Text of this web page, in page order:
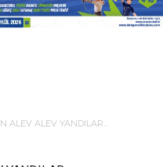
ALEV ALEV YANDILAR…